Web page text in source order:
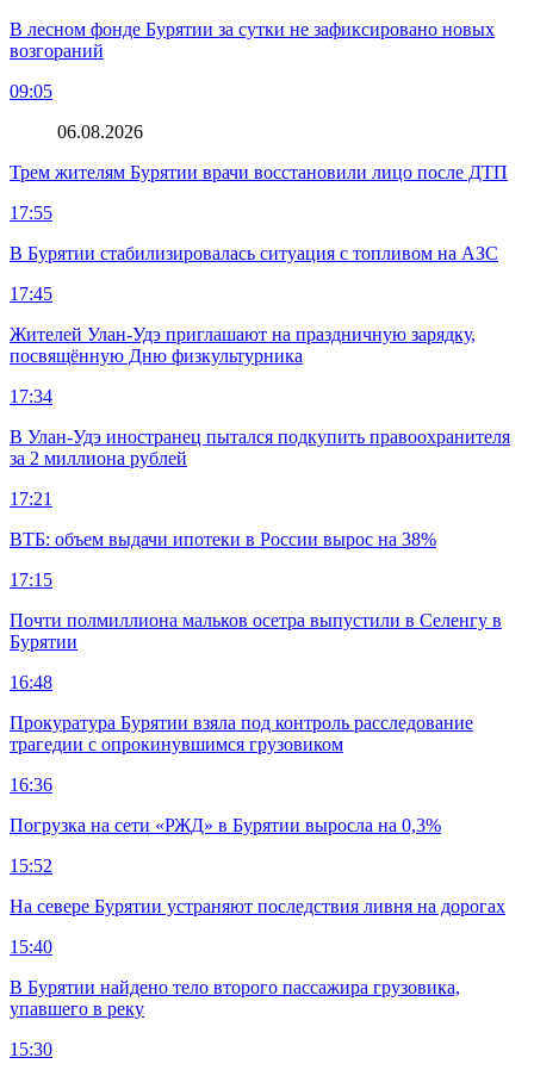
В лесном фонде Бурятии за сутки не зафиксировано новых
возгораний
09:05
06.08.2026
Трем жителям Бурятии врачи восстановили лицо после ДТП
17:55
В Бурятии стабилизировалась ситуация с топливом на АЗС
17:45
Жителей Улан-Удэ приглашают на праздничную зарядку,
посвящённую Дню физкультурника
17:34
В Улан-Удэ иностранец пытался подкупить правоохранителя
за 2 миллиона рублей
17:21
ВТБ: объем выдачи ипотеки в России вырос на 38%
17:15
Почти полмиллиона мальков осетра выпустили в Селенгу в
Бурятии
16:48
Прокуратура Бурятии взяла под контроль расследование
трагедии с опрокинувшимся грузовиком
16:36
Погрузка на сети «РЖД» в Бурятии выросла на 0,3%
15:52
На севере Бурятии устраняют последствия ливня на дорогах
15:40
В Бурятии найдено тело второго пассажира грузовика,
упавшего в реку
15:30